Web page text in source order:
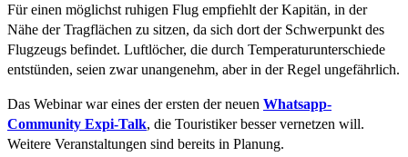
Für einen möglichst ruhigen Flug empfiehlt der Kapitän, in der
Nähe der Tragflächen zu sitzen, da sich dort der Schwerpunkt des
Flugzeugs befindet. Luftlöcher, die durch Temperaturunterschiede
entstünden, seien zwar unangenehm, aber in der Regel ungefährlich.
Das Webinar war eines der ersten der neuen Whatsapp-
Community Expi-Talk, die Touristiker besser vernetzen will.
Weitere Veranstaltungen sind bereits in Planung.